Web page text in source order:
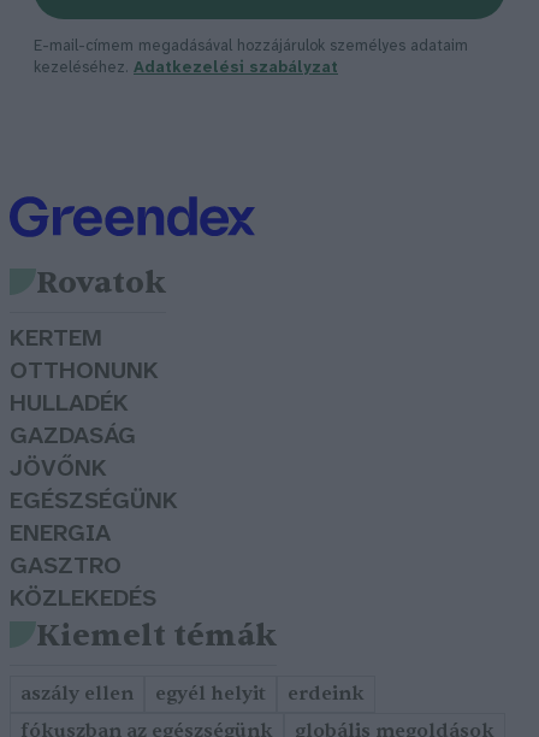
E-mail-címem megadásával hozzájárulok személyes adataim
kezeléséhez. Adatkezelési szabályzat
Rovatok
KERTEM
OTTHONUNK
HULLADÉK
GAZDASÁG
JÖVŐNK
EGÉSZSÉGÜNK
ENERGIA
GASZTRO
KÖZLEKEDÉS
Kiemelt témák
aszály ellen egyél helyit
erdeink
fókuszban az egészségünk
globális megoldások